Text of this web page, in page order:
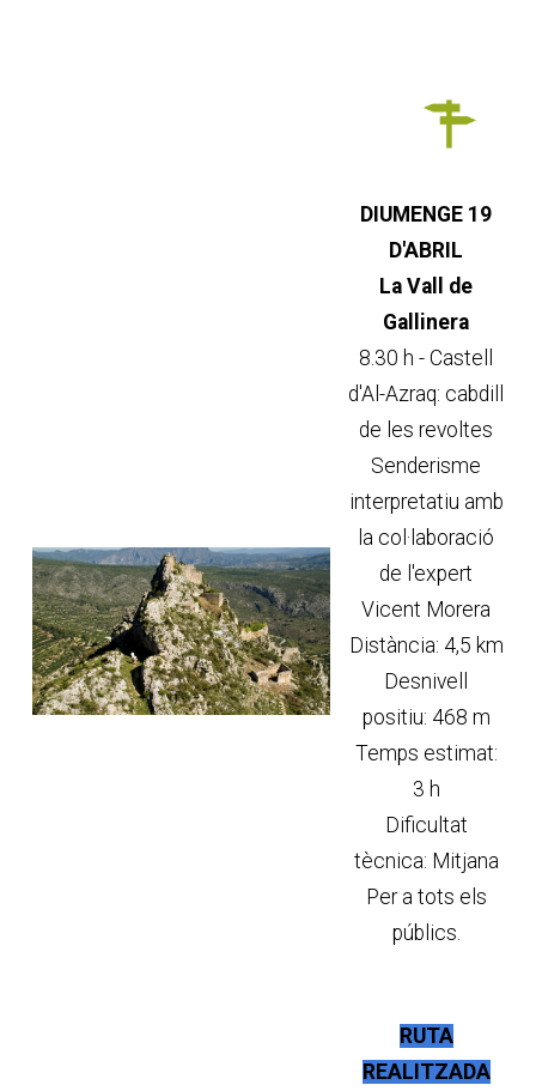
DIUMENGE 19
D'ABRIL
La Vall de
Gallinera
8.30 h - Castell
d'Al-Azraq: cabdill
de les revoltes
Senderisme
interpretatiu amb
la col·laboració
de l'expert
Vicent Morera
Distància: 4,5 km
Desnivell
positiu: 468 m
Temps estimat:
3 h
Dificultat
tècnica: Mitjana
Per a tots els
públics.
RUTA
REALITZADA